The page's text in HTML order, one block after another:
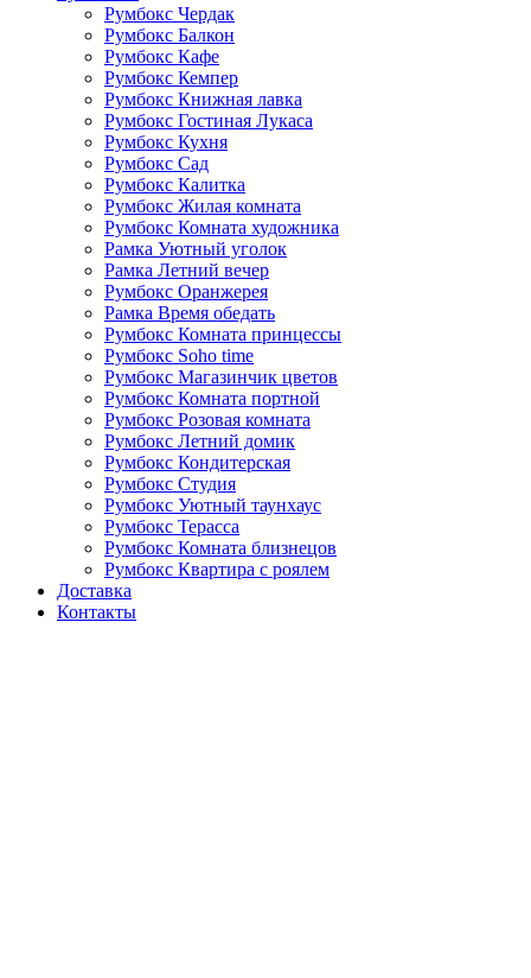
Румбокс Чердак
Румбокс Балкон
Румбокс Кафе
Румбокс Кемпер
Румбокс Книжная лавка
Румбокс Гостиная Лукаса
Румбокс Кухня
Румбокс Сад
Румбокс Калитка
Румбокс Жилая комната
Румбокс Комната художника
Рамка Уютный уголок
Рамка Летний вечер
Румбокс Оранжерея
Рамка Время обедать
Румбокс Комната принцессы
Румбокс Soho time
Румбокс Магазинчик цветов
Румбокс Комната портной
Румбокс Розовая комната
Румбокс Летний домик
Румбокс Кондитерская
Румбокс Студия
Румбокс Уютный таунхаус
Румбокс Терасса
Румбокс Комната близнецов
Румбокс Квартира с роялем
Доставка
Контакты